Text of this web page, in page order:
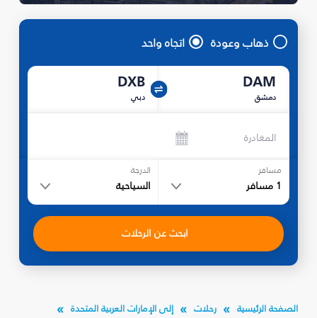
ذهاب وعودة اتجاه واحد
DAM
دمشق
DXB
دبي
المغادرة
مسافر
1 مسافر
الدرجة
السياحية
ابحث عن الرحلات
الصفحة الرئيسية رحلات
إلى الإمارات العربية المتحدة